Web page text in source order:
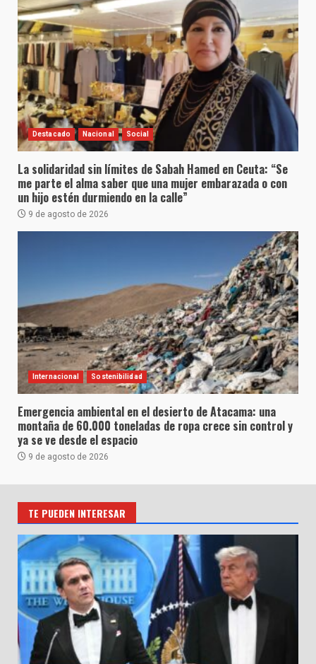
Destacado Nacional Social
La solidaridad sin límites de Sabah Hamed en Ceuta: “Se
me parte el alma saber que una mujer embarazada o con
un hijo estén durmiendo en la calle”
9 de agosto de 2026
Internacional Sostenibilidad
Emergencia ambiental en el desierto de Atacama: una
montaña de 60.000 toneladas de ropa crece sin control y
ya se ve desde el espacio
9 de agosto de 2026
TE PUEDEN INTERESAR